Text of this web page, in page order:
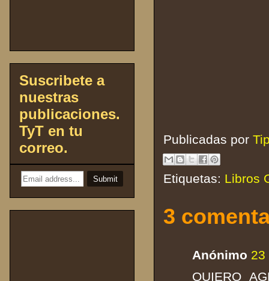
Publicadas por
Etiquetas: Libros
3
Anónimo 23
QUIERO
Suscribete a
nuestras
publicaciones.
TyT en tu
correo.